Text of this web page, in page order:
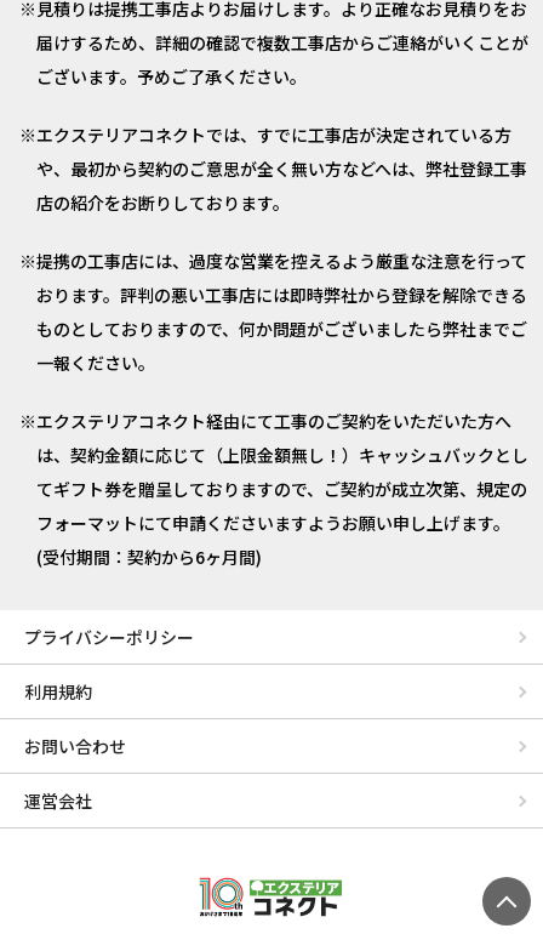
見積りは提携工事店よりお届けします。より正確なお見積りをお
届けするため、詳細の確認で複数工事店からご連絡がいくことが
ございます。予めご了承ください。
エクステリアコネクトでは、すでに工事店が決定されている方
や、最初から契約のご意思が全く無い方などへは、弊社登録工事
店の紹介をお断りしております。
提携の工事店には、過度な営業を控えるよう厳重な注意を行って
おります。評判の悪い工事店には即時弊社から登録を解除できる
ものとしておりますので、何か問題がございましたら弊社までご
一報ください。
エクステリアコネクト経由にて工事のご契約をいただいた方へ
は、契約金額に応じて（上限金額無し！）キャッシュバックとし
てギフト券を贈呈しておりますので、ご契約が成立次第、規定の
フォーマットにて申請くださいますようお願い申し上げます。
(受付期間：契約から6ヶ月間)
プライバシーポリシー
利用規約
お問い合わせ
運営会社